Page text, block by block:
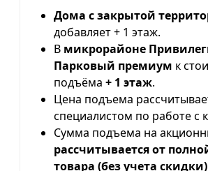
Дома с закрытой
добавляет + 1 этаж.
В микрорайоне
Парковый премиум к
подъёма + 1 этаж.
Цена подъема
специалистом по работе с
Сумма подъема на
рассчитывается от
товара (без учета скидки)